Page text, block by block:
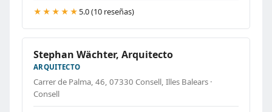
★★★★★ 5.0 (10 reseñas)
Stephan Wächter, Arquitecto
ARQUITECTO
Carrer de Palma, 46, 07330 Consell, Illes Balears ·
Consell